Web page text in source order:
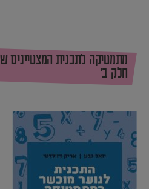
מתמטיקה לתכנית המצטיינים
חלק ב’